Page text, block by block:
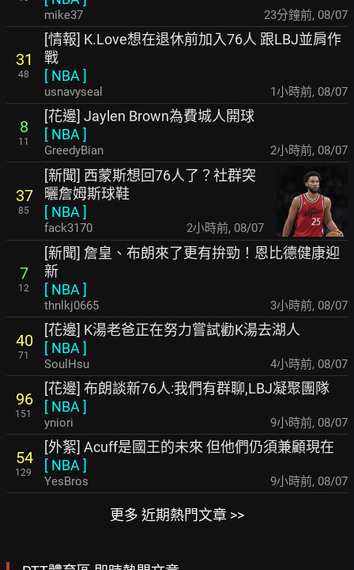
mike37 23分鐘前, 08/07
31
48
[情報] K.Love想在退休前加入76人 跟LBJ並肩作
戰
[ NBA ]
usnavyseal 1小時前, 08/07
8
11
[花邊] Jaylen Brown為費城人開球
[ NBA ]
GreedyBian 2小時前, 08/07
37
85
[新聞] 西蒙斯想回76人了？社群突
曬詹姆斯球鞋
[ NBA ]
fack3170 2小時前, 08/07
7
12
[新聞] 詹皇、布朗來了更有拚勁！恩比德健康迎
新
[ NBA ]
thnlkj0665 3小時前, 08/07
40
71
[花邊] K湯老爸正在努力嘗試勸K湯去湖人
[ NBA ]
SoulHsu 4小時前, 08/07
96
151
[花邊] 布朗談新76人:我們有群聊,LBJ凝聚團隊
[ NBA ]
yniori 9小時前, 08/07
54
129
[外絮] Acuff是國王的未來 但他們仍須兼顧現在
[ NBA ]
YesBros 9小時前, 08/07
更多 近期熱門文章 >>